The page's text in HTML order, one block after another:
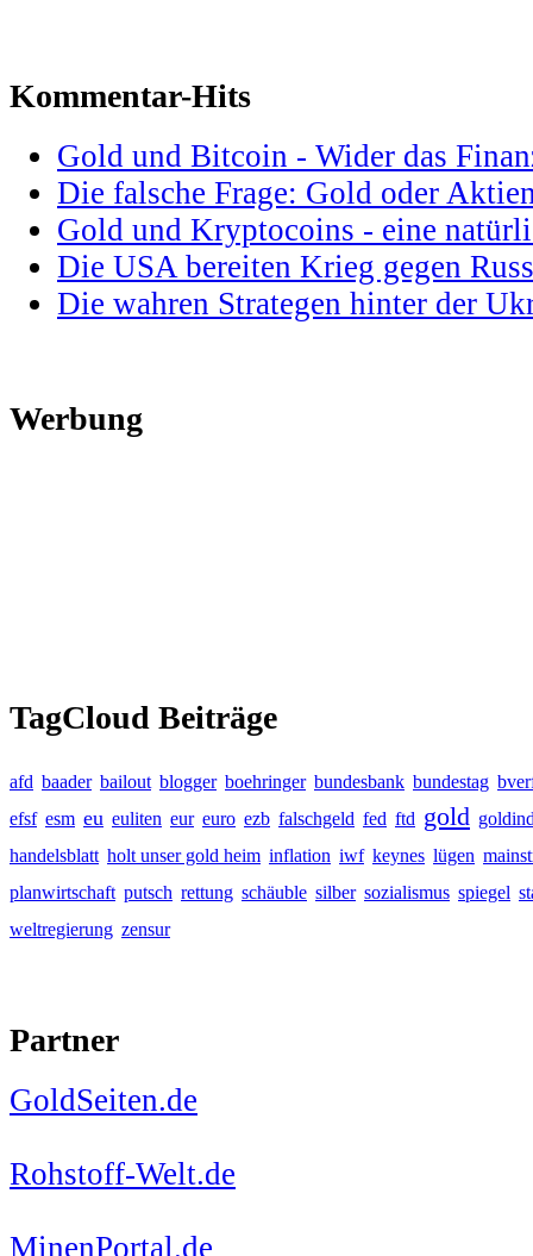
Kommentar-Hits
Gold und Bitcoin - Wider das
Die falsche Frage: Gold oder
Gold und Kryptocoins - eine
Die USA bereiten Krieg gegen
Die wahren Strategen hinter der
Werbung
TagCloud Beiträge
afd baader bailout blogger boehringer bundesbank bundestag
efsf esm eu euliten eur euro ezb falschgeld fed ftd gold
handelsblatt holt unser gold heim inflation iwf keynes lügen
planwirtschaft putsch rettung schäuble silber sozialismus spiegel
weltregierung zensur
Partner
GoldSeiten.de
Rohstoff-Welt.de
MinenPortal.de